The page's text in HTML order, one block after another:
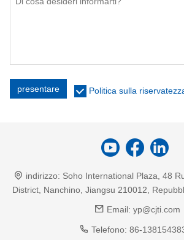
presentare Politica sulla
indirizzo: Soho International Plaza, 48
District, Nanchino, Jiangsu 210012,
Email: yp@cjti.com
Telefono: 86-